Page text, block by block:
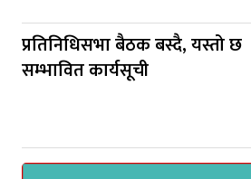
प्रतिनिधिसभा बैठक बस्दै, यस्तो छ
सम्भावित कार्यसूची